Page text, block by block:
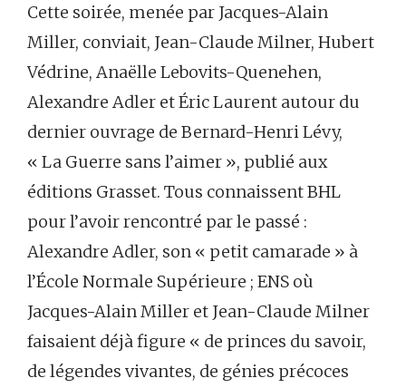
Cette soirée, menée par Jacques-Alain
Miller, conviait, Jean-Claude Milner, Hubert
Védrine, Anaëlle Lebovits-Quenehen,
Alexandre Adler et Éric Laurent autour du
dernier ouvrage de Bernard-Henri Lévy,
« La Guerre sans l’aimer », publié aux
éditions Grasset. Tous connaissent BHL
pour l’avoir rencontré par le passé :
Alexandre Adler, son « petit camarade » à
l’École Normale Supérieure ; ENS où
Jacques-Alain Miller et Jean-Claude Milner
faisaient déjà figure « de princes du savoir,
de légendes vivantes, de génies précoces